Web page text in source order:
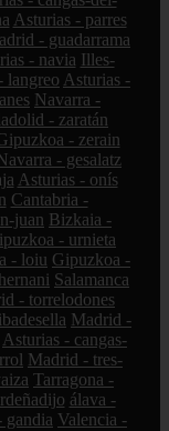
Asturias - parres
- guadarrama
- navia Illes-
langreo Asturias -
Navarra -
- zaratán
- zerain
- gesalatz
Asturias - onís
Cantabria -
juan Bizkaia -
- urnieta
- loiu Gipuzkoa -
Salamanca
- torrelodones
Madrid -
Asturias - cangas-
Madrid - tres-
Tarragona -
álava -
gandia Valencia -